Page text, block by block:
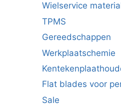
productpagina
Wielservice
TPMS
Gereedschappen
Werkplaatschemie
Flat blades voor
Sale